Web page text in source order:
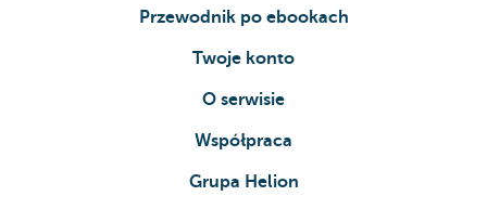
Przewodnik po ebookach
Twoje konto
O serwisie
Współpraca
Grupa Helion